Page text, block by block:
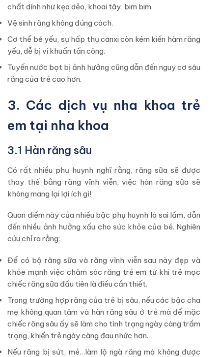
chất dính như kẹo dẻo, khoai tây, bim bim.
Vệ sinh răng không đúng cách.
Cơ thể bé yếu, sự hấp thụ canxi còn kém kiến hàm răng
yếu, dễ bị vi khuẩn tấn công.
Tuyến nước bọt bị ảnh hưởng cũng dẫn đến nguy cơ sâu
răng của trẻ cao hơn.
3. Các dịch vụ nha khoa trẻ
em tại nha khoa
3.1 Hàn răng sâu
Có rất nhiều phụ huynh nghĩ rằng, răng sữa sẽ được
thay thế bằng răng vĩnh viễn, việc hàn răng sữa sẽ
không mang lại lợi ích gì!
Quan điểm này của nhiều bậc phụ huynh là sai lầm, dẫn
đến nhiều ảnh hưởng xấu cho sức khỏe của bé. Nghiên
cứu chỉ ra rằng:
Để có bộ răng sữa và răng vĩnh viễn sau này đẹp và
khỏe mạnh việc chăm sóc răng trẻ em từ khi trẻ mọc
chiếc răng sữa đầu tiên là điều cần thiết.
Trong trường hợp răng của trẻ bị sâu, nếu các bậc cha
mẹ không quan tâm và hàn răng sâu ở trẻ mà để mặc
chiếc răng sâu ấy sẽ làm cho tình trạng ngày càng trầm
trọng, khiến trẻ ngày càng đau nhức hơn.
Nếu răng bị sứt, mẻ…làm lộ ngà răng mà không được